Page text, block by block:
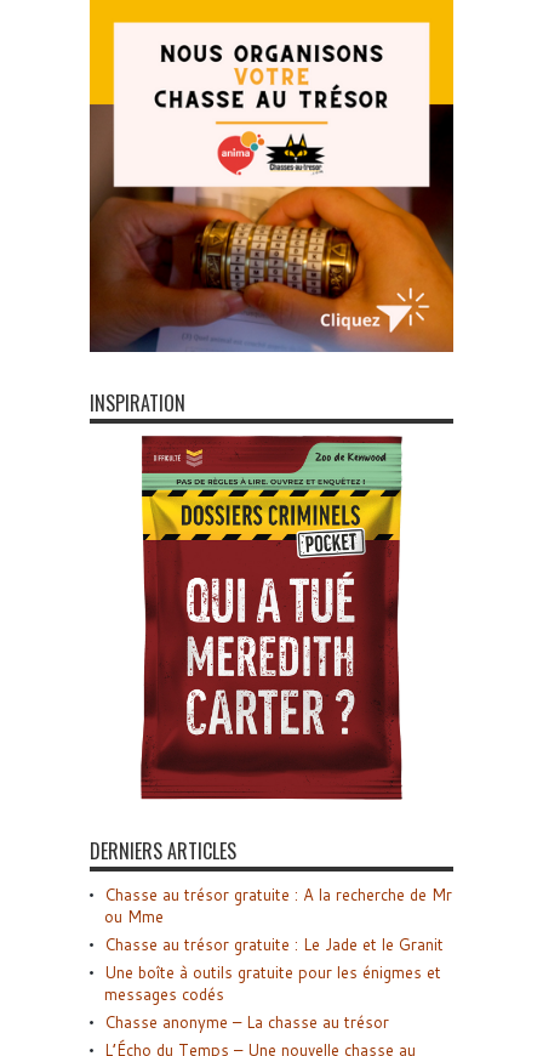
INSPIRATION
DERNIERS ARTICLES
Chasse au trésor gratuite : A la recherche de Mr
ou Mme
Chasse au trésor gratuite : Le Jade et le Granit
Une boîte à outils gratuite pour les énigmes et
messages codés
Chasse anonyme – La chasse au trésor
L’Écho du Temps – Une nouvelle chasse au